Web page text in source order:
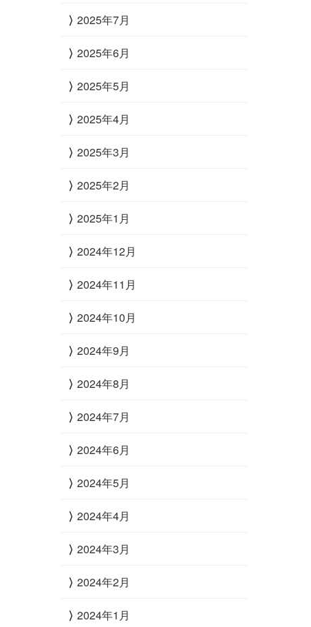
2025年7月
2025年6月
2025年5月
2025年4月
2025年3月
2025年2月
2025年1月
2024年12月
2024年11月
2024年10月
2024年9月
2024年8月
2024年7月
2024年6月
2024年5月
2024年4月
2024年3月
2024年2月
2024年1月